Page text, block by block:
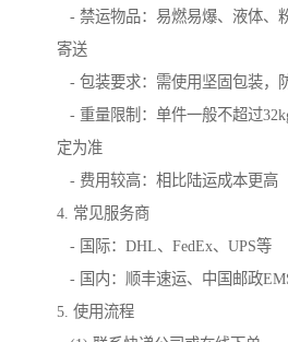
- 禁运物品：易燃易爆、液体、
寄送
- 包装要求：需使用坚固包装，
- 重量限制：单件一般不超过
定为准
- 费用较高：相比陆运成本更高
4. 常见服务商
- 国际：DHL、FedEx、UPS等
- 国内：顺丰速运、中国邮政
5. 使用流程